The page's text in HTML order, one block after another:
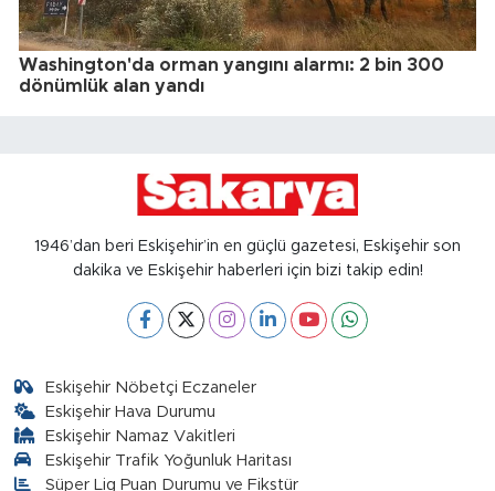
Washington'da orman yangını alarmı: 2 bin 300
dönümlük alan yandı
1946’dan beri Eskişehir’in en güçlü gazetesi, Eskişehir son
dakika ve Eskişehir haberleri için bizi takip edin!
Eskişehir Nöbetçi Eczaneler
Eskişehir Hava Durumu
Eskişehir Namaz Vakitleri
Eskişehir Trafik Yoğunluk Haritası
Süper Lig Puan Durumu ve Fikstür